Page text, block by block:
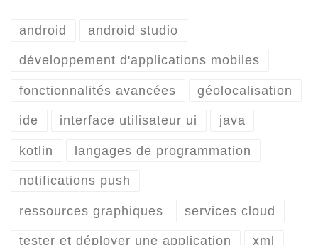
android android studio
développement d'applications mobiles
fonctionnalités avancées géolocalisation
ide interface utilisateur ui java
kotlin langages de programmation
notifications push
ressources graphiques services cloud
tester et déployer une application xml